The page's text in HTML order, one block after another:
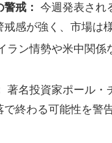
戒：
今週発表され
感が強く、市場は
ラン情勢や米中関係
著名投資家ポール・
終わる可能性を警